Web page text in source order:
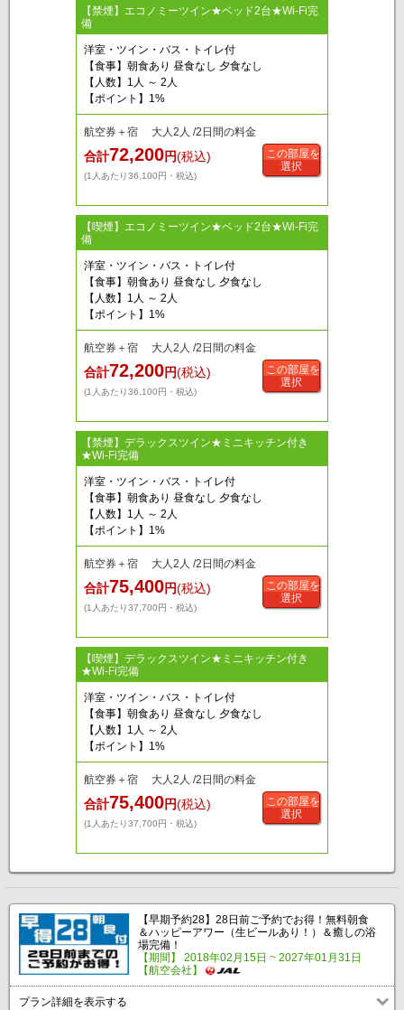
【禁煙】エコノミーツイン★ベッド2台★Wi-Fi完
備
洋室・ツイン・バス・トイレ付
【食事】朝食あり 昼食なし 夕食なし
【人数】1人 ～ 2人
【ポイント】1%
航空券＋宿 大人2人 /2日間の料金
合計72,200円(税込)
(1人あたり36,100円・税込)
この部屋を
選択
【喫煙】エコノミーツイン★ベッド2台★Wi-Fi完
備
洋室・ツイン・バス・トイレ付
【食事】朝食あり 昼食なし 夕食なし
【人数】1人 ～ 2人
【ポイント】1%
航空券＋宿 大人2人 /2日間の料金
合計72,200円(税込)
(1人あたり36,100円・税込)
この部屋を
選択
【禁煙】デラックスツイン★ミニキッチン付き
★Wi-Fi完備
洋室・ツイン・バス・トイレ付
【食事】朝食あり 昼食なし 夕食なし
【人数】1人 ～ 2人
【ポイント】1%
航空券＋宿 大人2人 /2日間の料金
合計75,400円(税込)
(1人あたり37,700円・税込)
この部屋を
選択
【喫煙】デラックスツイン★ミニキッチン付き
★Wi-Fi完備
洋室・ツイン・バス・トイレ付
【食事】朝食あり 昼食なし 夕食なし
【人数】1人 ～ 2人
【ポイント】1%
航空券＋宿 大人2人 /2日間の料金
合計75,400円(税込)
(1人あたり37,700円・税込)
この部屋を
選択
【早期予約28】28日前ご予約でお得！無料朝食
＆ハッピーアワー（生ビールあり！）＆癒しの浴
場完備！
【期間】 2018年02月15日 ~ 2027年01月31日
【航空会社】
プラン詳細を表示する